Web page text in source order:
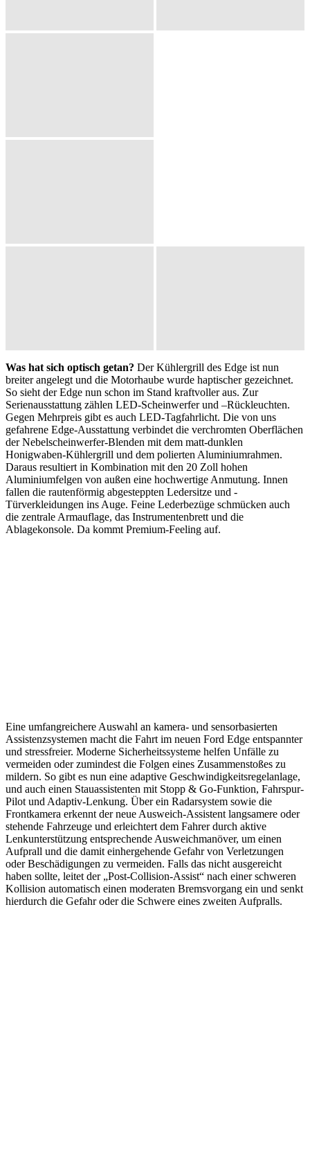
Was hat sich optisch getan? Der Kühlergrill des Edge ist nun
breiter angelegt und die Motorhaube wurde haptischer gezeichnet.
So sieht der Edge nun schon im Stand kraftvoller aus. Zur
Serienausstattung zählen LED-Scheinwerfer und –Rückleuchten.
Gegen Mehrpreis gibt es auch LED-Tagfahrlicht. Die von uns
gefahrene Edge-Ausstattung verbindet die verchromten Oberflächen
der Nebelscheinwerfer-Blenden mit dem matt-dunklen
Honigwaben-Kühlergrill und dem polierten Aluminiumrahmen.
Daraus resultiert in Kombination mit den 20 Zoll hohen
Aluminiumfelgen von außen eine hochwertige Anmutung. Innen
fallen die rautenförmig abgesteppten Ledersitze und -
Türverkleidungen ins Auge. Feine Lederbezüge schmücken auch
die zentrale Armauflage, das Instrumentenbrett und die
Ablagekonsole. Da kommt Premium-Feeling auf.
Eine umfangreichere Auswahl an kamera- und sensorbasierten
Assistenzsystemen macht die Fahrt im neuen Ford Edge entspannter
und stressfreier. Moderne Sicherheitssysteme helfen Unfälle zu
vermeiden oder zumindest die Folgen eines Zusammenstoßes zu
mildern. So gibt es nun eine adaptive Geschwindigkeitsregelanlage,
und auch einen Stauassistenten mit Stopp & Go-Funktion, Fahrspur-
Pilot und Adaptiv-Lenkung. Über ein Radarsystem sowie die
Frontkamera erkennt der neue Ausweich-Assistent langsamere oder
stehende Fahrzeuge und erleichtert dem Fahrer durch aktive
Lenkunterstützung entsprechende Ausweichmanöver, um einen
Aufprall und die damit einhergehende Gefahr von Verletzungen
oder Beschädigungen zu vermeiden. Falls das nicht ausgereicht
haben sollte, leitet der „Post-Collision-Assist“ nach einer schweren
Kollision automatisch einen moderaten Bremsvorgang ein und senkt
hierdurch die Gefahr oder die Schwere eines zweiten Aufpralls.